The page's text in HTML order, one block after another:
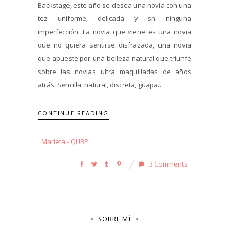
Backstage, este año se desea una novia con una
tez uniforme, delicada y sn ninguna
imperfección. La novia que viene es una novia
que no quiera sentirse disfrazada, una novia
que apueste por una belleza natural que triunfe
sobre las novias ultra maquilladas de años
atrás. Sencilla, natural, discreta, guapa...
CONTINUE READING
Marieta - QUBP
3 Comments
SOBRE MÍ